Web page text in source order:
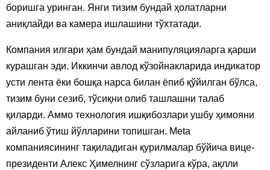
боришга уринган. Янги тизим бундай ҳолатларни
аниқлайди ва камера ишлашини тўхтатади.
Компания илгари ҳам бундай манипуляцияларга қарши
курашган эди. Иккинчи авлод кўзойнакларида индикатор
усти лента ёки бошқа нарса билан ёпиб қўйилган бўлса,
тизим буни сезиб, тўсиқни олиб ташлашни талаб
қиларди. Аммо технология ишқибозлари ушбу ҳимояни
айланиб ўтиш йўлларини топишган. Meta
компаниясининг тақиладиган қурилмалар бўйича вице-
президенти Алекс Ҳимелнинг сўзларига кўра, ақлли